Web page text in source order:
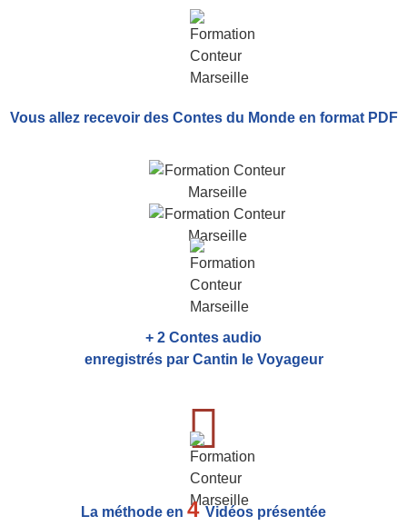
Vous allez recevoir des Contes du Monde en format PDF
+ 2 Contes audio
enregistrés par Cantin le Voyageur
La méthode en 4Vidéos présentée